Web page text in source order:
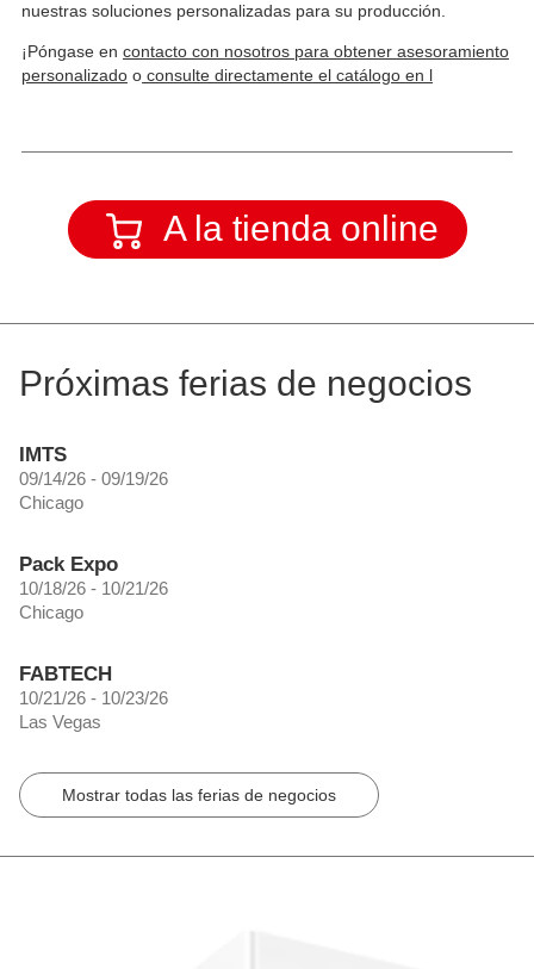
nuestras soluciones personalizadas para su producción.
¡Póngase en contacto con nosotros para obtener asesoramiento
personalizado o consulte directamente el catálogo en l
A la tienda online
Próximas ferias de negocios
IMTS
09/14/26 - 09/19/26
Chicago
Pack Expo
10/18/26 - 10/21/26
Chicago
FABTECH
10/21/26 - 10/23/26
Las Vegas
Mostrar todas las ferias de negocios